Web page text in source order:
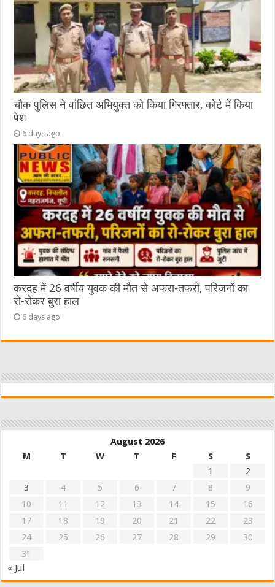
चौक पुलिस ने वांछित अभियुक्त को किया गिरफ्तार, कोर्ट में किया
पेश
6 days ago
करदह में 26 वर्षीय युवक की मौत से अफरा-तफरी, परिजनों का
रो-रोकर बुरा हाल
6 days ago
August 2026
M
T W T F S
S
1
2
3
4 5 6 7 8
9
10
11 12 13 14 15
16
17
18 19 20 21 22
23
24
25 26 27 28 29
30
31
« Jul